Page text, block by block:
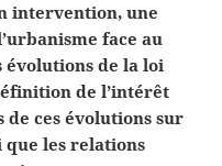
intervention, une
face au
évolutions de la loi
de l’intérêt
de ces évolutions sur
que les relations